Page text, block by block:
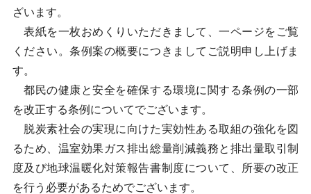
ざいます。
表紙を一枚おめくりいただきまして、一ページをご覧
ください。条例案の概要につきましてご説明申し上げま
す。
都民の健康と安全を確保する環境に関する条例の一部
を改正する条例についてでございます。
脱炭素社会の実現に向けた実効性ある取組の強化を図
るため、温室効果ガス排出総量削減義務と排出量取引制
度及び地球温暖化対策報告書制度について、所要の改正
を行う必要があるためでございます。